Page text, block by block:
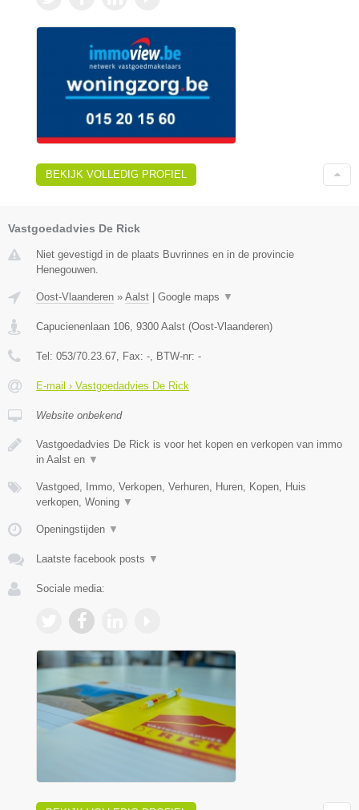
BEKIJK VOLLEDIG PROFIEL
Vastgoedadvies De Rick
Niet gevestigd in de plaats Buvrinnes en in de provincie
Henegouwen.
Oost-Vlaanderen » Aalst Google maps ▼
Capucienenlaan 106 9300 Aalst (Oost-Vlaanderen)
Tel: 053/70.23.67 , Fax: - , BTW-nr: -
E-mail › Vastgoedadvies De Rick
Website onbekend
Vastgoedadvies De Rick is voor het kopen en verkopen van immo
in Aalst en ▼
Vastgoed, Immo, Verkopen, Verhuren, Huren, Kopen, Huis
verkopen, Woning ▼
Openingstijden ▼
Laatste facebook posts ▼
Sociale media: